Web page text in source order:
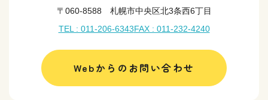
〒060-8588 札幌市中央区北3条西6丁目
TEL : 011-206-6343FAX : 011-232-4240
Webからのお問い合わせ